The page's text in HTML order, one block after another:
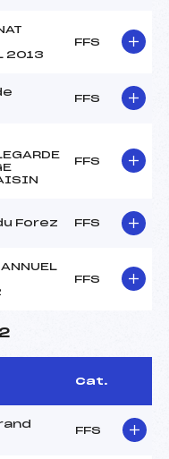
2013
FFS
FFS
FFS
Forez FFS
FFS
Cat.
FFS